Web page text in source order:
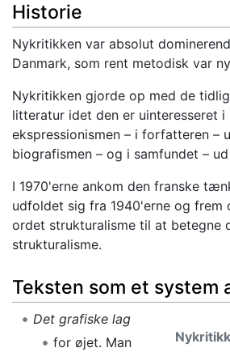
Historie
Nykritikken var absolut
Danmark, som rent metodisk var
Nykritikken gjorde op med de
litteratur idet den er uinteresseret
ekspressionismen – i forfatteren –
biografismen – og i samfundet –
I 1970'erne ankom den franske
udfoldet sig fra 1940'erne og frem
ordet strukturalisme til at betegne
strukturalisme.
Teksten som et system
Det grafiske lag
for øjet. Man